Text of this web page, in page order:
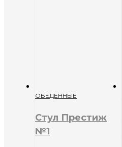
ОБЕДЕННЫЕ
Стул Престиж
№1